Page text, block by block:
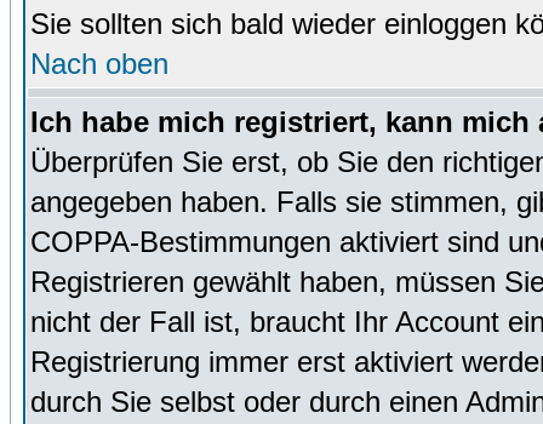
Sie sollten sich bald wieder einloggen
Nach oben
Ich habe mich registriert, kann
Überprüfen Sie erst, ob Sie den
angegeben haben. Falls sie stimmen,
COPPA-Bestimmungen aktiviert sind
Registrieren gewählt haben, müssen
nicht der Fall ist, braucht Ihr Account
Registrierung immer erst aktiviert
durch Sie selbst oder durch einen